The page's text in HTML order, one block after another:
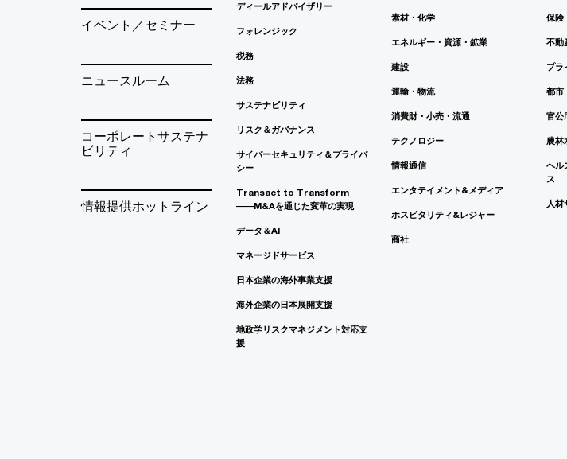
イベント／セミナー
ニュースルーム
コーポレートサステナ
ビリティ
情報提供ホットライン
ディールアドバイザリー
フォレンジック
税務
法務
サステナビリティ
リスク＆ガバナンス
サイバーセキュリティ＆プライバ
シー
Transact to Transform
――M&Aを通じた変革の実現
データ＆AI
マネージドサービス
日本企業の海外事業支援
海外企業の日本展開支援
地政学リスクマネジメント対応支
援
素材・化学
エネルギー・資源・鉱業
建設
運輸・物流
消費財・小売・流通
テクノロジー
情報通信
エンタテイメント&メディア
ホスピタリティ&レジャー
商社
保険
不動
プラ
都市
官公
農林
ヘル
ス
人材